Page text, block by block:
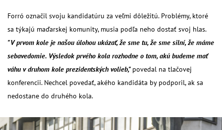
Forró označil svoju kandidatúru za veľmi dôležitú. Problémy, ktoré
sa týkajú maďarskej komunity, musia podľa neho dostať svoj hlas.
"V prvom kole je našou úlohou ukázať, že sme tu, že sme silní, že máme
sebavedomie. Výsledok prvého kola rozhodne o tom, akú budeme mať
váhu v druhom kole prezidentských volieb," povedal na tlačovej
konferencii. Nechcel povedať, akého kandidáta by podporil, ak sa
nedostane do druhého kola.